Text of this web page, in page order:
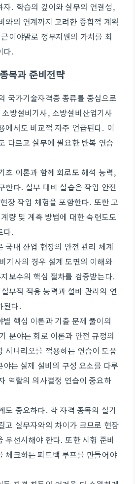
자. 학습의 깊이와 실무의 연결성,
와의 연계까지 고려한 종합적 계획
이야말로 정부지원의 가치를 최
다.
목과 준비전략
국가기술자격증 종류를 중심으로
방설비기사, 소방설비산업기사
에서도 비교적 자주 언급된다. 이
다르고 실무에 필요한 반복 연습
초 이론과 함께 회로도 해석 능력,
한다. 실무 대비 실습은 작업 안전
장 작업 체험을 포함한다. 또한 고
량 및 계측 방법에 대한 숙련도도
다.
국내 산업 현장의 안전 관리 체계
기사의 경우 설계 도면의 이해와
보수의 핵심 절차를 검증받는다.
무적 적용 능력과 설비 관리의 연
된다.
핵심 이론과 기출 문제 풀이의
분야는 회로 이론과 안전 규정의
시나리오를 적용하는 연습이 도움
는 실제 설비의 구성 요소를 다루
역할의 의사결정 연습이 중요하
도 중요하다. 각 자격 종목의 실기
고 실무자와의 차이가 크므로 현장
우선시해야 한다. 또한 시험 준비
체크하는 피드백 루프를 만들어야